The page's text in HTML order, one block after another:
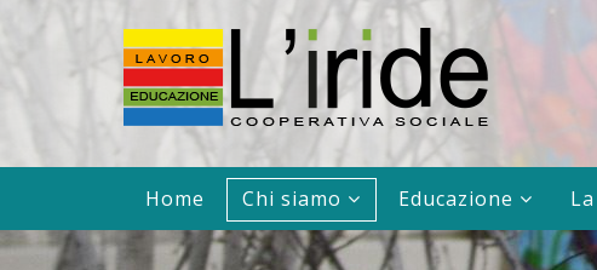
Home Chi siamo Educazione